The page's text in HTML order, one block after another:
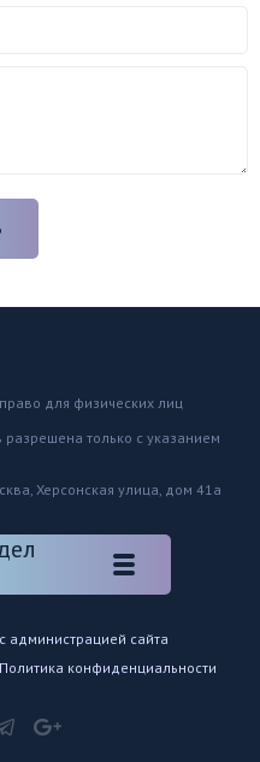
для физических лиц
только с указанием
Херсонская улица, дом 41а
администрацией сайта
Политика конфиденциальности